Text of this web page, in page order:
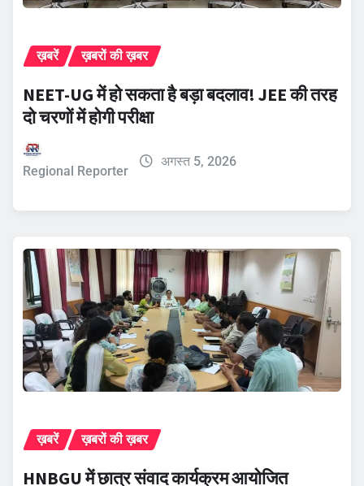
ख़बरें ख़बरों की ख़बर
NEET-UG में हो सकता है बड़ा बदलाव! JEE की तरह
दो चरणों में होगी परीक्षा
Regional Reporter
अगस्त 5, 2026
ख़बरें ख़बरों की ख़बर
HNBGU में छात्र संवाद कार्यक्रम आयोजित